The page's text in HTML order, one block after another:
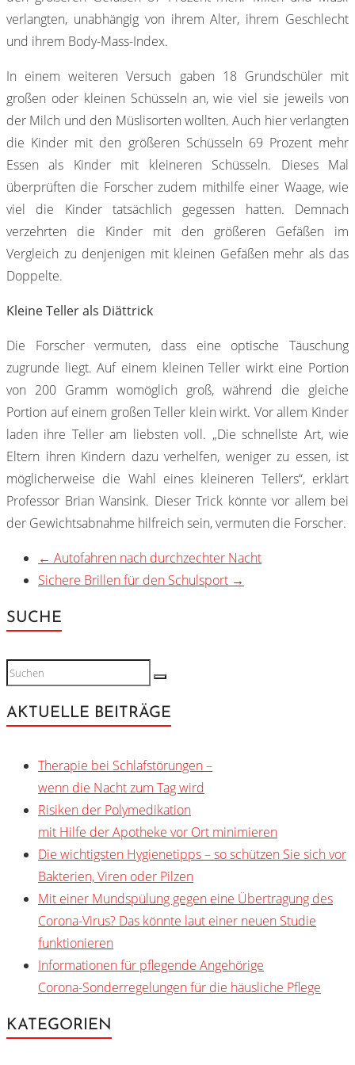
verlangten, unabhängig von ihrem Alter, ihrem Geschlecht
und ihrem Body-Mass-Index.
In einem weiteren Versuch gaben 18 Grundschüler mit
großen oder kleinen Schüsseln an, wie viel sie jeweils von
der Milch und den Müslisorten wollten. Auch hier verlangten
die Kinder mit den größeren Schüsseln 69 Prozent mehr
Essen als Kinder mit kleineren Schüsseln. Dieses Mal
überprüften die Forscher zudem mithilfe einer Waage, wie
viel die Kinder tatsächlich gegessen hatten. Demnach
verzehrten die Kinder mit den größeren Gefäßen im
Vergleich zu denjenigen mit kleinen Gefäßen mehr als das
Doppelte.
Kleine Teller als Diättrick
Die Forscher vermuten, dass eine optische Täuschung
zugrunde liegt. Auf einem kleinen Teller wirkt eine Portion
von 200 Gramm womöglich groß, während die gleiche
Portion auf einem großen Teller klein wirkt. Vor allem Kinder
laden ihre Teller am liebsten voll. „Die schnellste Art, wie
Eltern ihren Kindern dazu verhelfen, weniger zu essen, ist
möglicherweise die Wahl eines kleineren Tellers“, erklärt
Professor Brian Wansink. Dieser Trick könnte vor allem bei
der Gewichtsabnahme hilfreich sein, vermuten die Forscher.
← Autofahren nach durchzechter Nacht
Sichere Brillen für den Schulsport →
SUCHE
AKTUELLE BEITRÄGE
Therapie bei Schlafstörungen –
wenn die Nacht zum Tag wird
Risiken der Polymedikation
mit Hilfe der Apotheke vor Ort minimieren
Die wichtigsten Hygienetipps – so schützen Sie sich vor
Bakterien, Viren oder Pilzen
Mit einer Mundspülung gegen eine Übertragung des
Corona-Virus? Das könnte laut einer neuen Studie
funktionieren
Informationen für pflegende Angehörige
Corona-Sonderregelungen für die häusliche Pflege
KATEGORIEN